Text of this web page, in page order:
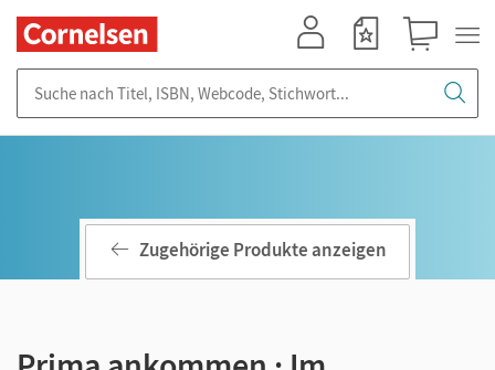
Zugehörige Produkte anzeigen